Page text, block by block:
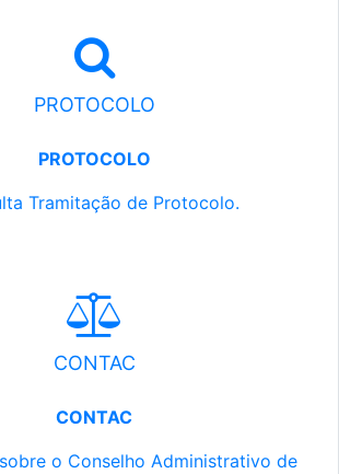
PROTOCOLO
PROTOCOLO
Tramitação de Protocolo.
CONTAC
CONTAC
o Conselho Administrativo de